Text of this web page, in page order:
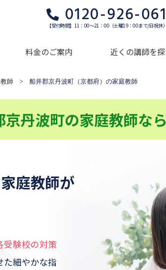
0120-926-061
【受付時間】11：00～21：00（土曜19：00まで/日祝休）
料金のご案内 近くの講師を
師 > 船井郡京丹波町（京都府）の家庭教師
丹波町の家庭教師な
庭教師が
受験校の対策
た細やかな指